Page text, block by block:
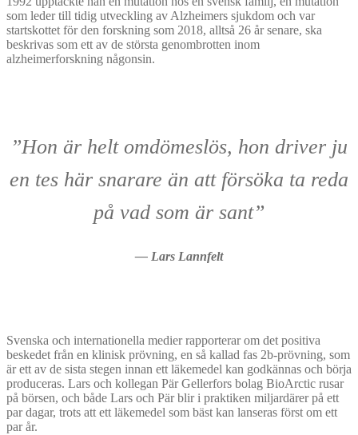
som leder till tidig utveckling av Alzheimers sjukdom och var
startskottet för den forskning som 2018, alltså 26 år senare, ska
beskrivas som ett av de största genombrotten inom
alzheimerforskning någonsin.
”Hon är helt omdömeslös, hon driver ju
en tes här snarare än att försöka ta reda
på vad som är sant”
— Lars Lannfelt
Svenska och internationella medier rapporterar om det positiva
beskedet från en klinisk prövning, en så kallad fas 2b-prövning, som
är ett av de sista stegen innan ett läkemedel kan godkännas och börja
produceras. Lars och kollegan Pär Gellerfors bolag BioArctic rusar
på börsen, och både Lars och Pär blir i praktiken miljardärer på ett
par dagar, trots att ett läkemedel som bäst kan lanseras först om ett
par år.